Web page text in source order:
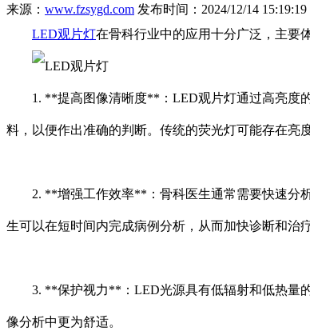
来源： www.fzsygd.com 发布时间：2024/12/14 15:19:19
LED观片灯在骨科行业中的应用十分广泛，主要
1. **提高图像清晰度**：LED观片灯通过高亮度的
料，以便作出准确的判断。传统的荧光灯可能存在亮
2. **增强工作效率**：骨科医生通常需要快速分析
生可以在短时间内完成病例分析，从而加快诊断和治
3. **保护视力**：LED光源具有低辐射和低热量的
像分析中更为舒适。